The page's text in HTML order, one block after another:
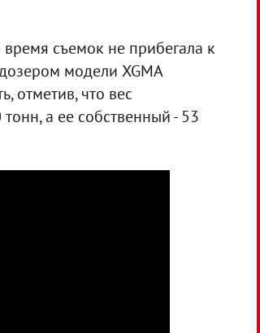
съемок не прибегала к
модели XGMA
отметив, что вес
а ее собственный - 53